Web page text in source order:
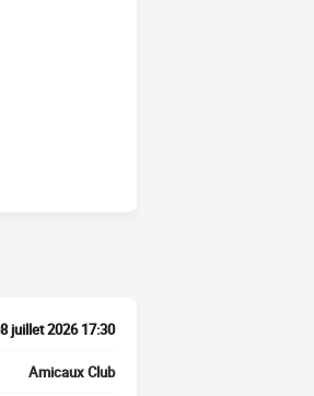
juillet 2026 17:30
Amicaux Club